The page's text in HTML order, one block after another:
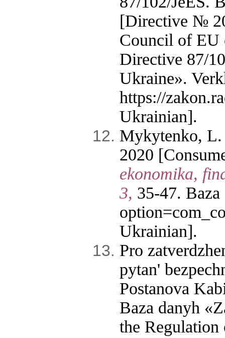
[Directive №
Council of EU
Directive 87/
Ukraine».
https://
Ukrainian].
Mykytenko, L.
2020
ekonomika,
3, 35-47.
Ukrainian].
Pro
pytan'
Postanova
Baza danyh
the Regulation